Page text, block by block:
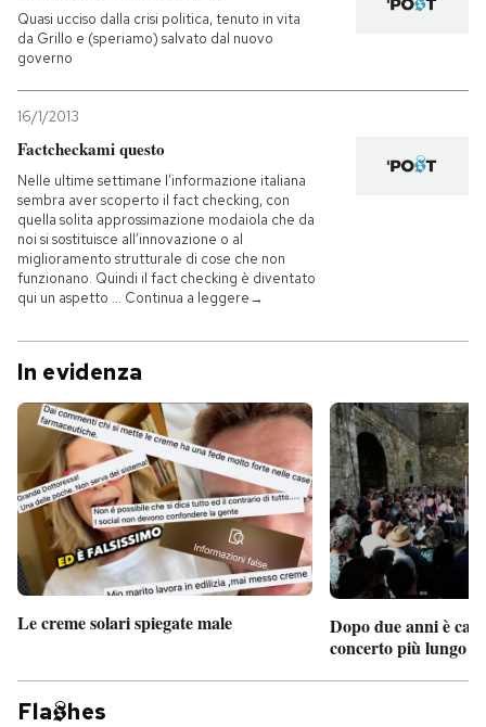
Quasi ucciso dalla crisi politica, tenuto in vita
da Grillo e (speriamo) salvato dal nuovo
governo
16/1/2013
Factcheckami questo
Nelle ultime settimane l’informazione italiana
sembra aver scoperto il fact checking, con
quella solita approssimazione modaiola che da
noi si sostituisce all’innovazione o al
miglioramento strutturale di cose che non
funzionano. Quindi il fact checking è diventato
qui un aspetto … Continua a leggere→
In evidenza
Le creme solari spiegate male
Dopo due anni è
concerto più lungo
Fla hes